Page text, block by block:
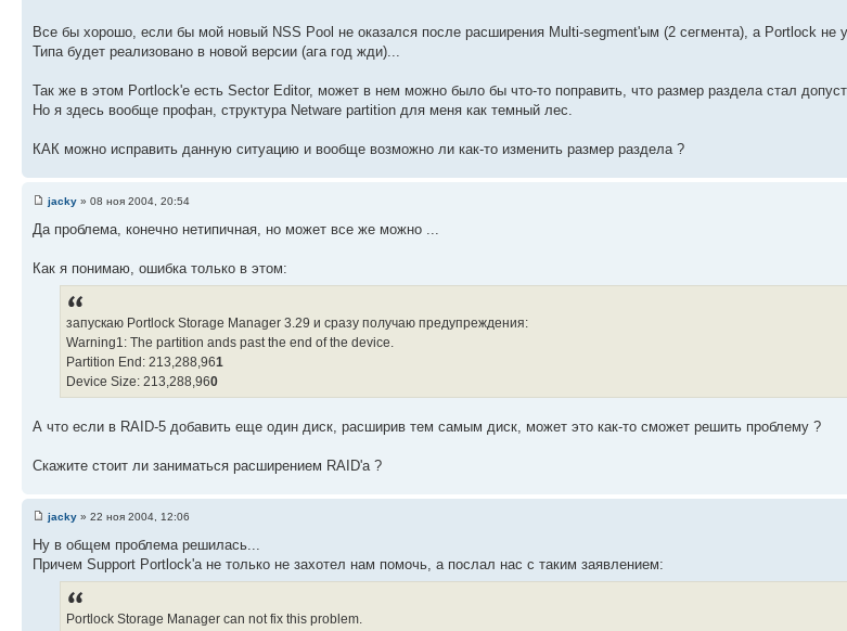
Все бы хорошо, если бы мой новый NSS Pool не оказался после расширения Multi-segment'ым (2 сегмента), а Portlock не
Типа будет реализовано в новой версии (ага год жди)...
Так же в этом Portlock'e есть Sector Editor, может в нем можно было бы что-то поправить, что размер раздела стал
Но я здесь вообще профан, структура Netware partition для меня как темный лес.
КАК можно исправить данную ситуацию и вообще возможно ли как-то изменить размер раздела ?
jacky » 08 ноя 2004, 20:54
Да проблема, конечно нетипичная, но может все же можно ...
Как я понимаю, ошибка только в этом:
запускаю Portlock Storage Manager 3.29 и сразу получаю предупреждения:
Warning1: The partition ands past the end of the device.
Partition End: 213,288,961
Device Size: 213,288,960
А что если в RAID-5 добавить еще один диск, расширив тем самым диск, может это как-то сможет решить проблему ?
Скажите стоит ли заниматься расширением RAID'a ?
jacky » 22 ноя 2004, 12:06
Ну в общем проблема решилась...
Причем Support Portlock'a не только не захотел нам помочь, а послал нас с таким заявлением:
Portlock Storage Manager can not fix this problem.